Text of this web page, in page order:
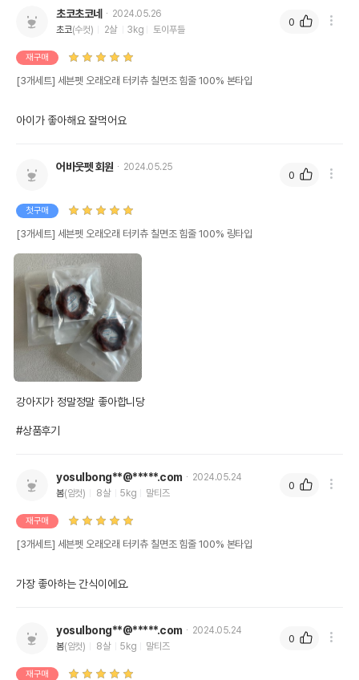
초코초코네
2024.05.26
초코(수컷) 2살 3kg 토이푸들
재구매
[3개세트] 세븐펫 오래오래 터키츄 칠면조 힘줄 100% 본타입
아이가 좋아해요 잘먹어요
0
어바웃펫 회원 2024.05.25
첫구매
[3개세트] 세븐펫 오래오래 터키츄 칠면조 힘줄 100% 링타입
강아지가 정말정말 좋아합니당
#상품후기
0
yosulbong**@*****.com
2024.05.24
봄(암컷) 8살 5kg 말티즈
재구매
[3개세트] 세븐펫 오래오래 터키츄 칠면조 힘줄 100% 본타입
가장 좋아하는 간식이에요.
0
yosulbong**@*****.com
2024.05.24
봄(암컷) 8살 5kg 말티즈
재구매
0